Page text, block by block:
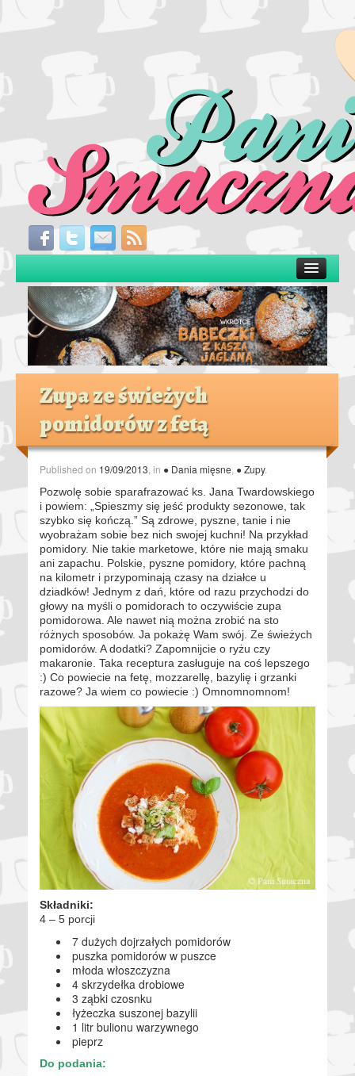
Zupa ze świeżych
pomidorów z fetą
Published on 19/09/2013 , in ● Dania mięsne ● Zupy.
Pozwolę sobie sparafrazować ks. Jana Twardowskiego
i powiem: „Spieszmy się jeść produkty sezonowe, tak
szybko się kończą.” Są zdrowe, pyszne, tanie i nie
wyobrażam sobie bez nich swojej kuchni! Na przykład
pomidory. Nie takie marketowe, które nie mają smaku
ani zapachu. Polskie, pyszne pomidory, które pachną
na kilometr i przypominają czasy na działce u
dziadków! Jednym z dań, które od razu przychodzi do
głowy na myśli o pomidorach to oczywiście zupa
pomidorowa. Ale nawet nią można zrobić na sto
różnych sposobów. Ja pokażę Wam swój. Ze świeżych
pomidorów. A dodatki? Zapomnijcie o ryżu czy
makaronie. Taka receptura zasługuje na coś lepszego
:) Co powiecie na fetę, mozzarellę, bazylię i grzanki
razowe? Ja wiem co powiecie :) Omnomnomnom!
Składniki:
4 – 5 porcji
7 dużych dojrzałych pomidorów
puszka pomidorów w puszce
młoda włoszczyzna
4 skrzydełka drobiowe
3 ząbki czosnku
łyżeczka suszonej bazylii
1 litr bulionu warzywnego
pieprz
Do podania: